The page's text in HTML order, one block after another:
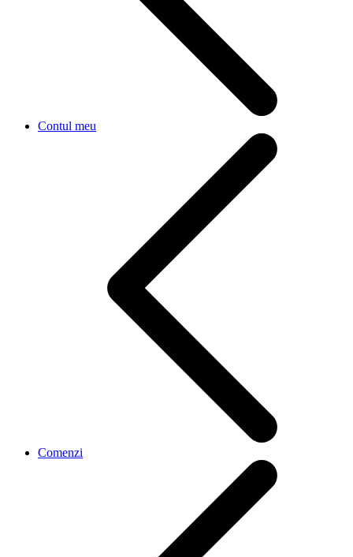
Contul meu
Comenzi